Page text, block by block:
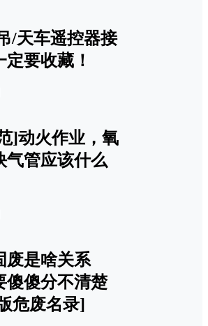
/天车遥控器接
要收藏！
]动火作业，氧
气管应该什么
废是啥关系
傻傻分不清楚
危废名录]